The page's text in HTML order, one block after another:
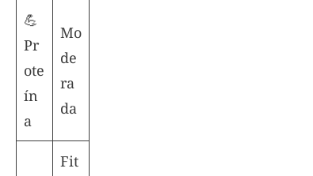
💪
Pr
ote
ín
a
Mo
de
ra
da
Fit